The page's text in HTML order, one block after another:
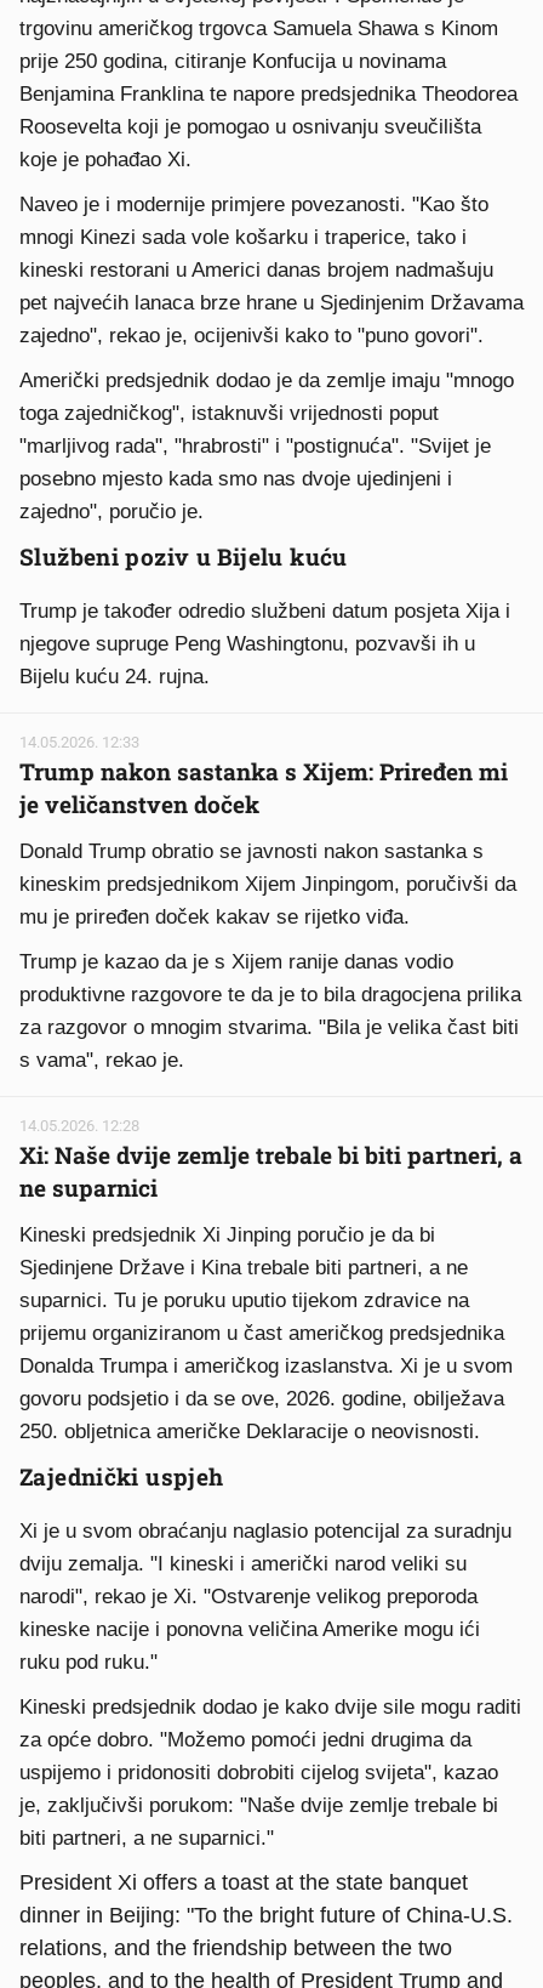
trgovinu američkog trgovca Samuela Shawa s Kinom
prije 250 godina, citiranje Konfucija u novinama
Benjamina Franklina te napore predsjednika Theodorea
Roosevelta koji je pomogao u osnivanju sveučilišta
koje je pohađao Xi.
Naveo je i modernije primjere povezanosti. "Kao što
mnogi Kinezi sada vole košarku i traperice, tako i
kineski restorani u Americi danas brojem nadmašuju
pet najvećih lanaca brze hrane u Sjedinjenim Državama
zajedno", rekao je, ocijenivši kako to "puno govori".
Američki predsjednik dodao je da zemlje imaju "mnogo
toga zajedničkog", istaknuvši vrijednosti poput
"marljivog rada", "hrabrosti" i "postignuća". "Svijet je
posebno mjesto kada smo nas dvoje ujedinjeni i
zajedno", poručio je.
Službeni poziv u Bijelu kuću
Trump je također odredio službeni datum posjeta Xija i
njegove supruge Peng Washingtonu, pozvavši ih u
Bijelu kuću 24. rujna.
14.05.2026. 12:33
Trump nakon sastanka s Xijem: Priređen mi
je veličanstven doček
Donald Trump obratio se javnosti nakon sastanka s
kineskim predsjednikom Xijem Jinpingom, poručivši da
mu je priređen doček kakav se rijetko viđa.
Trump je kazao da je s Xijem ranije danas vodio
produktivne razgovore te da je to bila dragocjena prilika
za razgovor o mnogim stvarima. "Bila je velika čast biti
s vama", rekao je.
14.05.2026. 12:28
Xi: Naše dvije zemlje trebale bi biti partneri, a
ne suparnici
Kineski predsjednik Xi Jinping poručio je da bi
Sjedinjene Države i Kina trebale biti partneri, a ne
suparnici. Tu je poruku uputio tijekom zdravice na
prijemu organiziranom u čast američkog predsjednika
Donalda Trumpa i američkog izaslanstva. Xi je u svom
govoru podsjetio i da se ove, 2026. godine, obilježava
250. obljetnica američke Deklaracije o neovisnosti.
Zajednički uspjeh
Xi je u svom obraćanju naglasio potencijal za suradnju
dviju zemalja. "I kineski i američki narod veliki su
narodi", rekao je Xi. "Ostvarenje velikog preporoda
kineske nacije i ponovna veličina Amerike mogu ići
ruku pod ruku."
Kineski predsjednik dodao je kako dvije sile mogu raditi
za opće dobro. "Možemo pomoći jedni drugima da
uspijemo i pridonositi dobrobiti cijelog svijeta", kazao
je, zaključivši porukom: "Naše dvije zemlje trebale bi
biti partneri, a ne suparnici."
President Xi offers a toast at the state banquet
dinner in Beijing: "To the bright future of China-U.S.
relations, and the friendship between the two
peoples, and to the health of President Trump and